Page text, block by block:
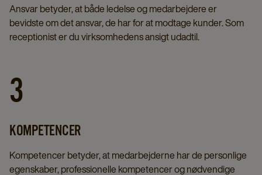
Ansvar betyder, at både ledelse og medarbejdere er
bevidste om det ansvar, de har for at modtage kunder. Som
receptionist er du virksomhedens ansigt udadtil.
3
KOMPETENCER
Kompetencer betyder, at medarbejderne har de personlige
egenskaber, professionelle kompetencer og nødvendige